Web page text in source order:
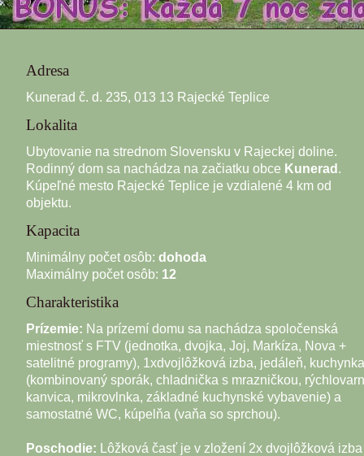
Adresa
Kunerad č. d. 235, 013 13 Rajecké Teplice
Lokalita
Ubytovanie na strednom Slovensku v Rajeckej doline.
Rodinný dom sa nachádza na začiatku obce Kunerad .
Kúpeľné mesto Rajecké Teplice je vzdialené 4 km od
objektu.
Kapacita
Minimálny počet osôb: dohoda
Maximálny počet osôb: 12
Charakteristika
Prízemie: Na prízemí domu sa nachádza spoločenská
miestnosť s FTV (jednotka, dvojka, Joj, Markíza, Nova +
satelitné programy), 1xdvojlôžková izba, jedáleň, kuchynka
(kombinovaný sporák, chladnička s mrazničkou,
kanvica, mikrovlnka, základné kuchynské vybavenie) a
samostatné WC, kúpelňa (vaňa so sprchou).
Poschodie: Lôžková časť je v zložení 2x dvojlôžková izba